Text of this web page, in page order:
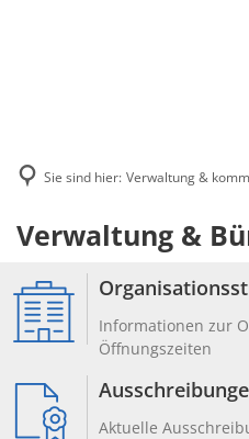
Sie sind hier: Verwaltung &
Verwaltung
kommunale
Betriebe
Verwaltung &
Informationen zur
Öffnungszeiten
Aktuelle